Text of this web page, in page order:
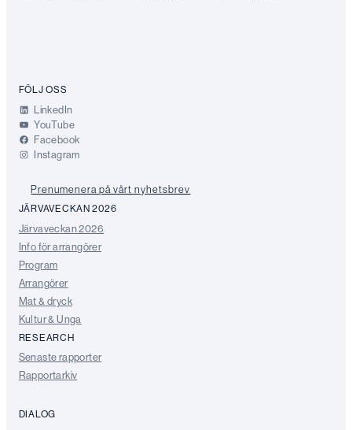
FÖLJ OSS
LinkedIn
YouTube
Facebook
Instagram
Prenumenera på vårt nyhetsbrev
JÄRVAVECKAN 2026
Järvaveckan 2026
Info för arrangörer
Program
Arrangörer
Mat & dryck
Kultur & Unga
RESEARCH
Senaste rapporter
Rapportarkiv
DIALOG